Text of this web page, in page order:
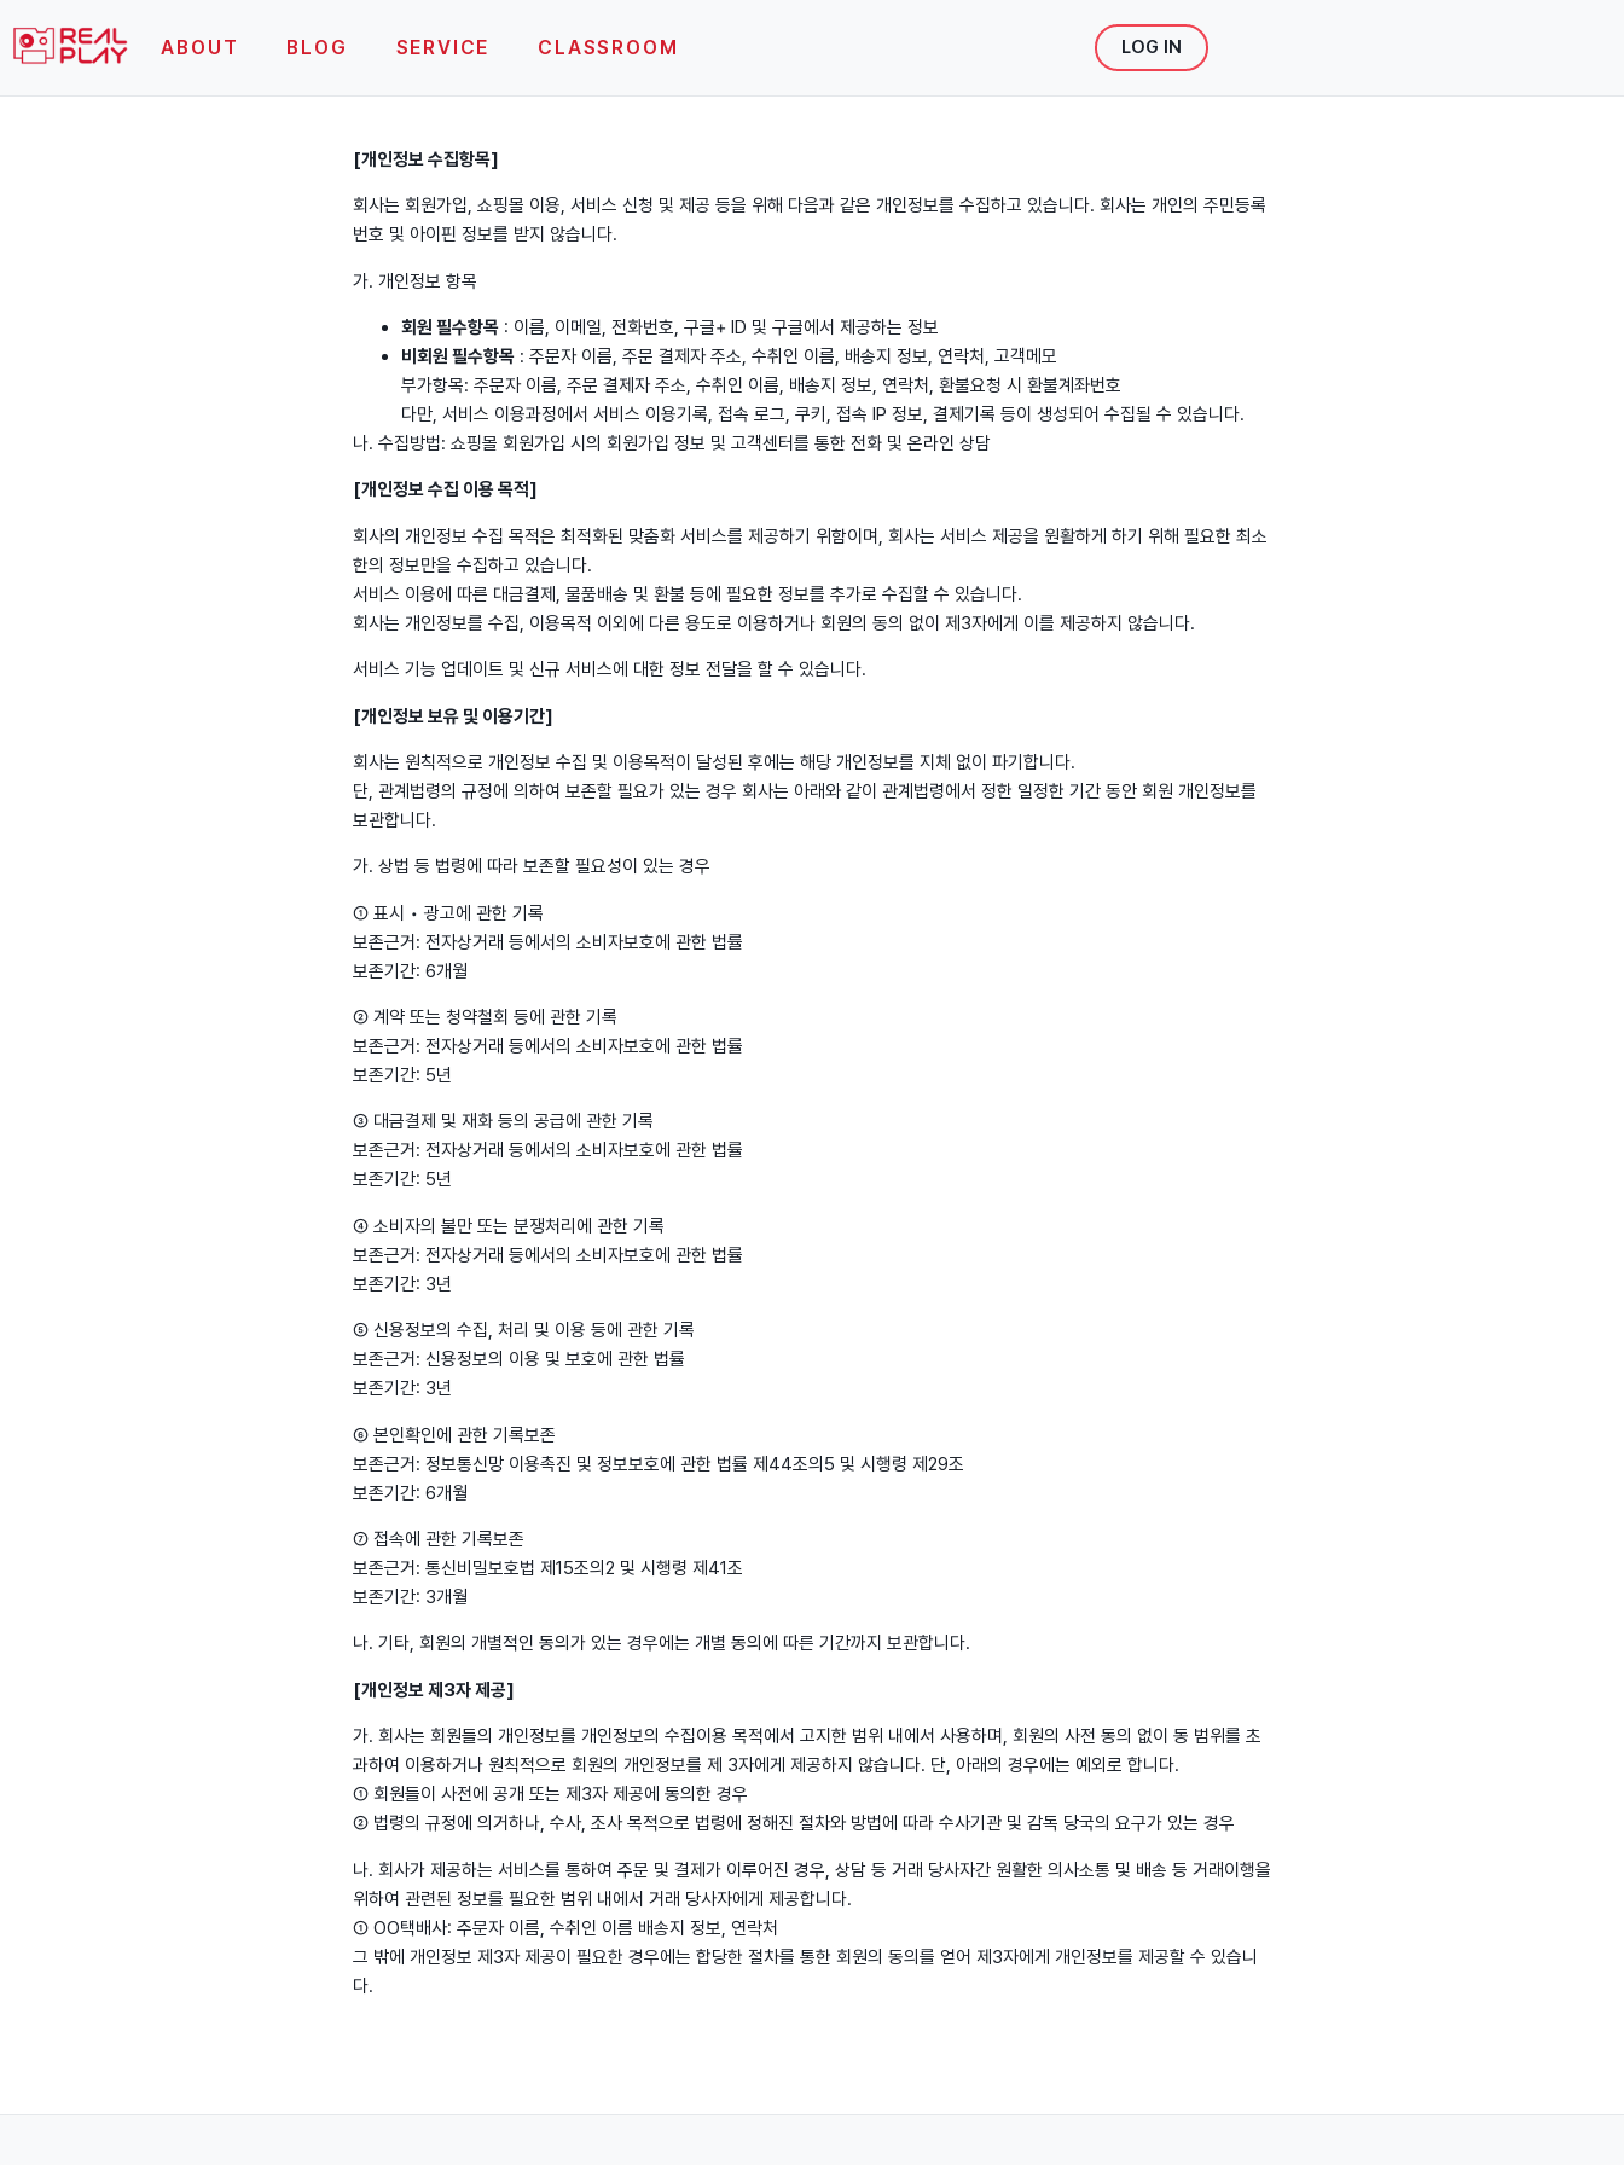
ABOUT BLOG SERVICE CLASSROOM LOG IN
[개인정보 수집항목]
회사는 회원가입, 쇼핑몰 이용, 서비스 신청 및 제공 등을 위해 다음과 같은 개인정보를 수집하고 있습니다. 회사는 개인의 주민등록
번호 및 아이핀 정보를 받지 않습니다.
가. 개인정보 항목
회원 필수항목 : 이름, 이메일, 전화번호, 구글+ ID 및 구글에서 제공하는 정보
비회원 필수항목 : 주문자 이름, 주문 결제자 주소, 수취인 이름, 배송지 정보, 연락처, 고객메모
부가항목: 주문자 이름, 주문 결제자 주소, 수취인 이름, 배송지 정보, 연락처, 환불요청 시 환불계좌번호
다만, 서비스 이용과정에서 서비스 이용기록, 접속 로그, 쿠키, 접속 IP 정보, 결제기록 등이 생성되어 수집될 수 있습니다.
나. 수집방법: 쇼핑몰 회원가입 시의 회원가입 정보 및 고객센터를 통한 전화 및 온라인 상담
[개인정보 수집 이용 목적]
회사의 개인정보 수집 목적은 최적화된 맞춤화 서비스를 제공하기 위함이며, 회사는 서비스 제공을 원활하게 하기 위해 필요한 최소
한의 정보만을 수집하고 있습니다.
서비스 이용에 따른 대금결제, 물품배송 및 환불 등에 필요한 정보를 추가로 수집할 수 있습니다.
회사는 개인정보를 수집, 이용목적 이외에 다른 용도로 이용하거나 회원의 동의 없이 제3자에게 이를 제공하지 않습니다.
서비스 기능 업데이트 및 신규 서비스에 대한 정보 전달을 할 수 있습니다.
[개인정보 보유 및 이용기간]
회사는 원칙적으로 개인정보 수집 및 이용목적이 달성된 후에는 해당 개인정보를 지체 없이 파기합니다.
단, 관계법령의 규정에 의하여 보존할 필요가 있는 경우 회사는 아래와 같이 관계법령에서 정한 일정한 기간 동안 회원 개인정보를
보관합니다.
가. 상법 등 법령에 따라 보존할 필요성이 있는 경우
① 표시 • 광고에 관한 기록
보존근거: 전자상거래 등에서의 소비자보호에 관한 법률
보존기간: 6개월
② 계약 또는 청약철회 등에 관한 기록
보존근거: 전자상거래 등에서의 소비자보호에 관한 법률
보존기간: 5년
③ 대금결제 및 재화 등의 공급에 관한 기록
보존근거: 전자상거래 등에서의 소비자보호에 관한 법률
보존기간: 5년
④ 소비자의 불만 또는 분쟁처리에 관한 기록
보존근거: 전자상거래 등에서의 소비자보호에 관한 법률
보존기간: 3년
⑤ 신용정보의 수집, 처리 및 이용 등에 관한 기록
보존근거: 신용정보의 이용 및 보호에 관한 법률
보존기간: 3년
⑥ 본인확인에 관한 기록보존
보존근거: 정보통신망 이용촉진 및 정보보호에 관한 법률 제44조의5 및 시행령 제29조
보존기간: 6개월
⑦ 접속에 관한 기록보존
보존근거: 통신비밀보호법 제15조의2 및 시행령 제41조
보존기간: 3개월
나. 기타, 회원의 개별적인 동의가 있는 경우에는 개별 동의에 따른 기간까지 보관합니다.
[개인정보 제3자 제공]
가. 회사는 회원들의 개인정보를 개인정보의 수집이용 목적에서 고지한 범위 내에서 사용하며, 회원의 사전 동의 없이 동 범위를 초
과하여 이용하거나 원칙적으로 회원의 개인정보를 제 3자에게 제공하지 않습니다. 단, 아래의 경우에는 예외로 합니다.
① 회원들이 사전에 공개 또는 제3자 제공에 동의한 경우
② 법령의 규정에 의거하나, 수사, 조사 목적으로 법령에 정해진 절차와 방법에 따라 수사기관 및 감독 당국의 요구가 있는 경우
나. 회사가 제공하는 서비스를 통하여 주문 및 결제가 이루어진 경우, 상담 등 거래 당사자간 원활한 의사소통 및 배송 등 거래이행을
위하여 관련된 정보를 필요한 범위 내에서 거래 당사자에게 제공합니다.
① OO택배사: 주문자 이름, 수취인 이름 배송지 정보, 연락처
그 밖에 개인정보 제3자 제공이 필요한 경우에는 합당한 절차를 통한 회원의 동의를 얻어 제3자에게 개인정보를 제공할 수 있습니
다.